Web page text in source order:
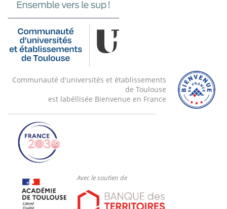
Communauté d'universités et établissements
de Toulouse
est labéllisée Bienvenue en France
Avec le soutien de